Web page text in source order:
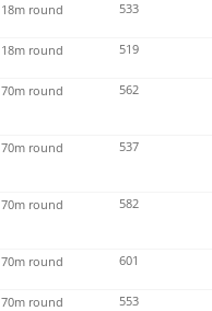
18m round 533
18m round 519
70m round 562
70m round 537
70m round 582
70m round 601
70m round 553